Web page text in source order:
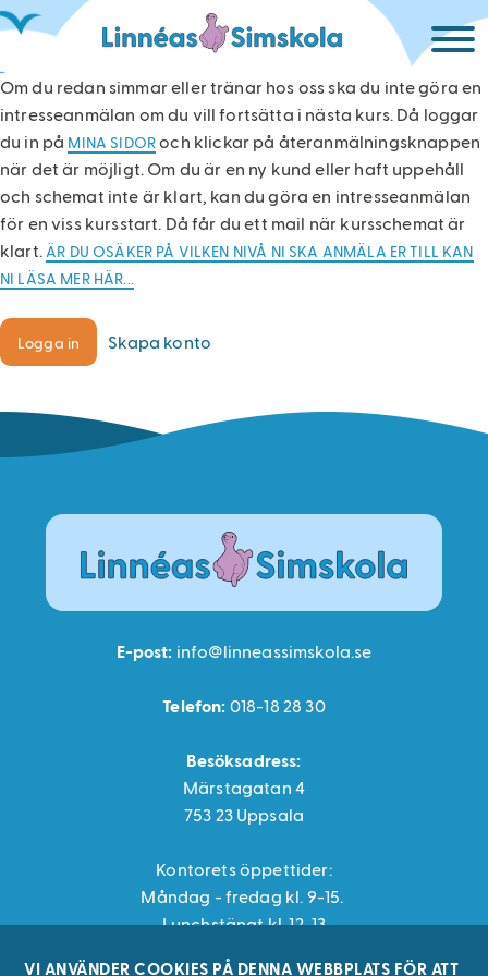
Hoppa
till
huvudinnehåll
HUVUDMENY
Mina
Boka
simskola
eller
anmäl
intresse!
Simskola
Varför
simma?
Sjöjungfrusimskola
Privatlektioner
Kursdatum
Presentkort
vattenträningskurs
Vattenträning
Om du redan simmar eller tränar hos oss ska du inte göra en
intresseanmälan om du vill fortsätta i nästa kurs. Då loggar
du in på MINA SIDORoch klickar på återanmälningsknappen
när det är möjligt. Om du är en ny kund eller haft uppehåll
och schemat inte är klart, kan du göra en intresseanmälan
för en viss kursstart. Då får du ett mail när kursschemat är
klart. ÄR DU OSÄKER PÅ VILKEN NIVÅ NI SKA ANMÄLA ER TILL KAN
NI LÄSA MER HÄR...
Logga in Skapa konto
E-post: info@linneassimskola.se
Telefon: 018-18 28 30
Besöksadress:
Märstagatan 4
753 23 Uppsala
Kontorets öppettider:
Måndag - fredag kl. 9-15.
Lunchstängt kl. 12-13
VI ANVÄNDER COOKIES PÅ DENNA WEBBPLATS FÖR ATT